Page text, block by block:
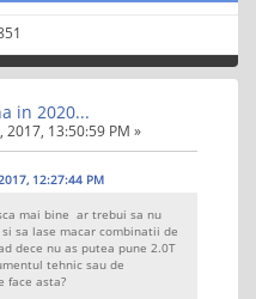
in 2020...
2017, 13:50:59 PM »
12:27:44 PM
mai bine ar trebui sa nu
sa lase macar combinatii de
dece nu as putea pune 2.0T
tehnic sau de
face asta?